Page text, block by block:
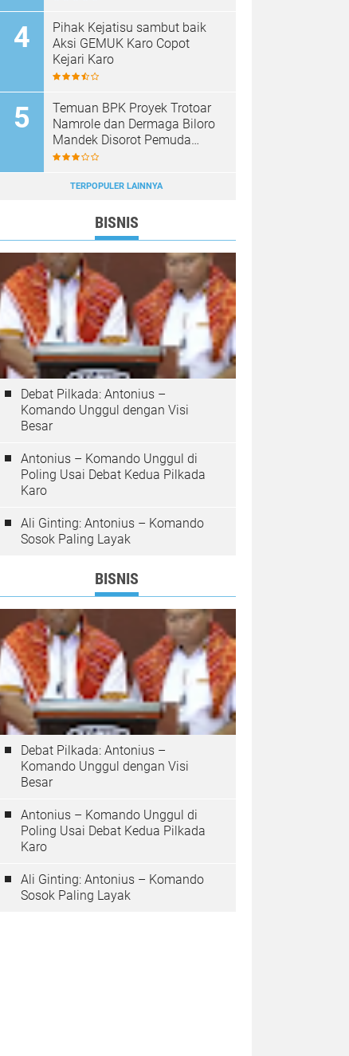
Pihak Kejatisu sambut baik
Aksi GEMUK Karo Copot
Kejari Karo
Temuan BPK Proyek Trotoar
Namrole dan Dermaga Biloro
Mandek Disorot Pemuda
Timur
TERPOPULER LAINNYA
BISNIS
Debat Pilkada: Antonius –
Komando Unggul dengan Visi
Besar
Antonius – Komando Unggul di
Poling Usai Debat Kedua Pilkada
Karo
Ali Ginting: Antonius – Komando
Sosok Paling Layak
BISNIS
Debat Pilkada: Antonius –
Komando Unggul dengan Visi
Besar
Antonius – Komando Unggul di
Poling Usai Debat Kedua Pilkada
Karo
Ali Ginting: Antonius – Komando
Sosok Paling Layak